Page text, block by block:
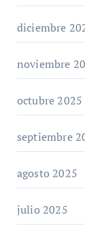
diciembre
noviembre
octubre 2025
septiembre
agosto 2025
julio 2025